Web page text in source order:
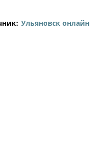
Ульяновск онлайн